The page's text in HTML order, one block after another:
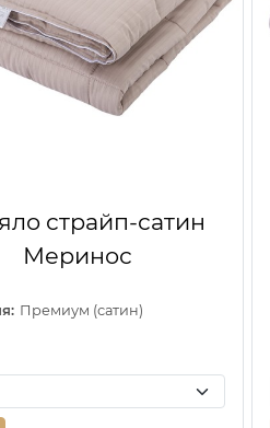
страйп-сатин
Меринос
Премиум (сатин)